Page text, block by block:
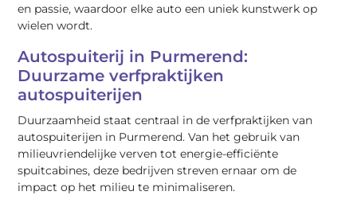
en passie, waardoor elke auto een uniek kunstwerk op
wielen wordt.
Autospuiterij in Purmerend:
Duurzame verfpraktijken
autospuiterijen
Duurzaamheid staat centraal in de verfpraktijken van
autospuiterijen in Purmerend. Van het gebruik van
milieuvriendelijke verven tot energie-efficiënte
spuitcabines, deze bedrijven streven ernaar om de
impact op het milieu te minimaliseren.